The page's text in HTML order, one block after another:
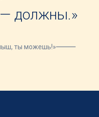
должны.»
ты можешь!»